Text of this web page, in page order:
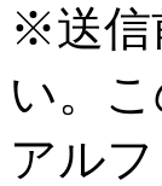
※送信
い。
アル